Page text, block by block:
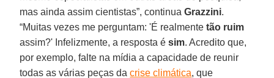
mas ainda assim cientistas”, continuaGrazzini.
“Muitas vezes me perguntam: 'É realmentetão ruim
assim?' Infelizmente, a resposta ésim. Acredito que,
por exemplo, falte na mídia a capacidade de reunir
todas as várias peças dacrise climática, que